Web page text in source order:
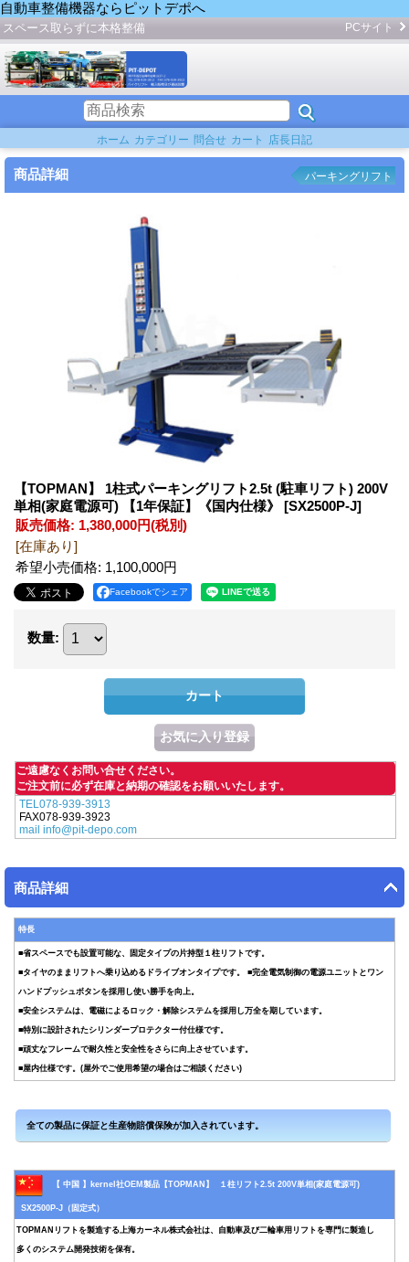
自動車整備機器ならピットデポへ
スペース取らずに本格整備 PCサイト
ホーム カテゴリー 問合せ カート 店長日記
商品詳細 パーキングリフト
【TOPMAN】 1柱式パーキングリフト2.5t (駐車リフト) 200V
単相(家庭電源可) 【1年保証】《国内仕様》 [SX2500P-J]
販売価格: 1,380,000円(税別)
[在庫あり]
希望小売価格: 1,100,000円
Facebookでシェア
数量:
ご遠慮なくお問い合せください。
ご注文前に必ず在庫と納期の確認をお願いいたします。
TEL078-939-3913
FAX078-939-3923
mail info@pit-depo.com
商品詳細
特長
■省スペースでも設置可能な、固定タイプの片持型１柱リフトです。
■タイヤのままリフトへ乗り込めるドライブオンタイプです。 ■完全電気制御の電源ユニットとワン
ハンドプッシュボタンを採用し使い勝手を向上。
■安全システムは、電磁によるロック・解除システムを採用し万全を期しています。
■特別に設計されたシリンダープロテクター付仕様です。
■頑丈なフレームで耐久性と安全性をさらに向上させています。
■屋内仕様です。(屋外でご使用希望の場合はご相談ください)
【 中国 】kernel社OEM製品【TOPMAN】 １柱リフト2.5t 200V単相(家庭電源可)
SX2500P-J（固定式）
TOPMANリフトを製造する上海カーネル株式会社は、自動車及び二輪車用リフトを専門に製造し
多くのシステム開発技術を保有。